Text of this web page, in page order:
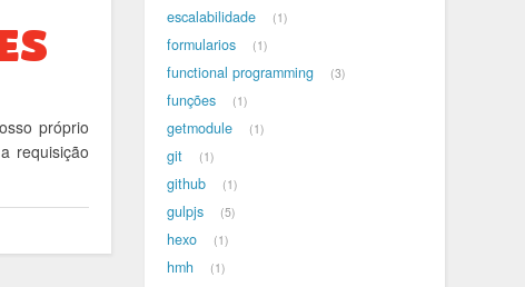
próprio
requisição
escalabilidade 1
formularios 1
functional programming 3
funções 1
getmodule 1
git 1
github 1
gulpjs 5
hexo 1
hmh 1